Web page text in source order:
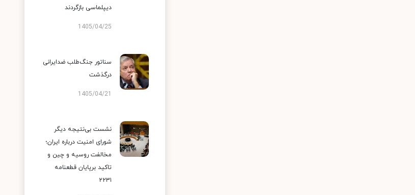
دیپلماسی بازگردند
1405/04/25
سناتور جنگ‌طلب ضدایرانی
درگذشت
1405/04/21
نشست بی‌نتیجه دیگر
شورای امنیت درباره ایران؛
مخالفت روسیه و چین و
تاکید برپایان قطعنامه
۲۲۳۱